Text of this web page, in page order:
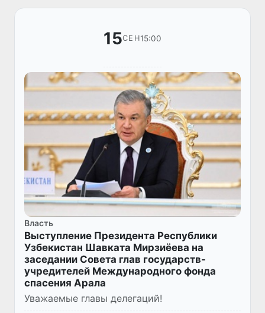
15СЕН15:00
Власть
Выступление Президента Республики
Узбекистан Шавката Мирзиёева на
заседании Совета глав государств-
учредителей Международного фонда
спасения Арала
Уважаемые главы делегаций!